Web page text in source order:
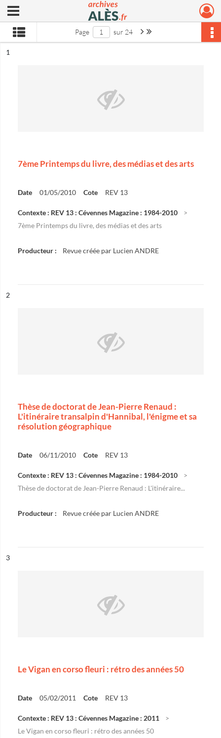
Archives municipales d'Alès
Ouvrir le menu déroulant
Page sur 24 Page suivante : 1/24
n°
1
7ème Printemps du livre, des médias et des arts
Date 01/05/2010 Cote REV 13
Contexte : REV 13 : Cévennes Magazine : 1984-2010
7ème Printemps du livre, des médias et des arts
Producteur : Revue créée par Lucien ANDRE
n°
2
Thèse de doctorat de Jean-Pierre Renaud :
L'itinéraire transalpin d'Hannibal, l'énigme et sa
résolution géographique
Date 06/11/2010 Cote REV 13
Contexte : REV 13 : Cévennes Magazine : 1984-2010
Thèse de doctorat de Jean-Pierre Renaud : L'itinéraire...
Producteur : Revue créée par Lucien ANDRE
n°
3
Le Vigan en corso fleuri : rétro des années 50
Date 05/02/2011 Cote REV 13
Contexte : REV 13 : Cévennes Magazine : 2011
Le Vigan en corso fleuri : rétro des années 50